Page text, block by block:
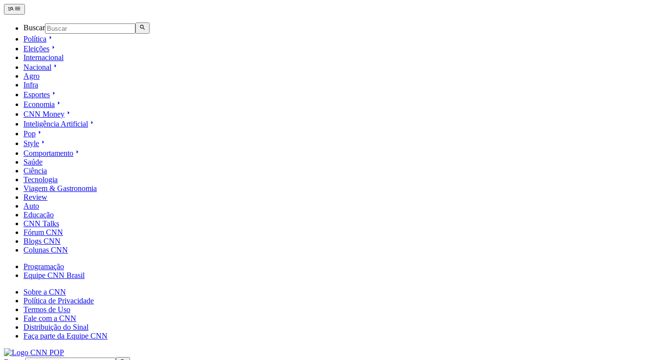
Buscar
Política
Eleições
Internacional
Nacional
Agro
Infra
Esportes
Economia
CNN Money
Inteligência Artificial
Pop
Style
Comportamento
Saúde
Ciência
Tecnologia
Viagem & Gastronomia
Review
Auto
Educação
CNN Talks
Fórum CNN
Blogs CNN
Colunas CNN
Programação
Equipe CNN Brasil
Sobre a CNN
Política de Privacidade
Termos de Uso
Fale com a CNN
Distribuição do Sinal
Faça parte da Equipe CNN